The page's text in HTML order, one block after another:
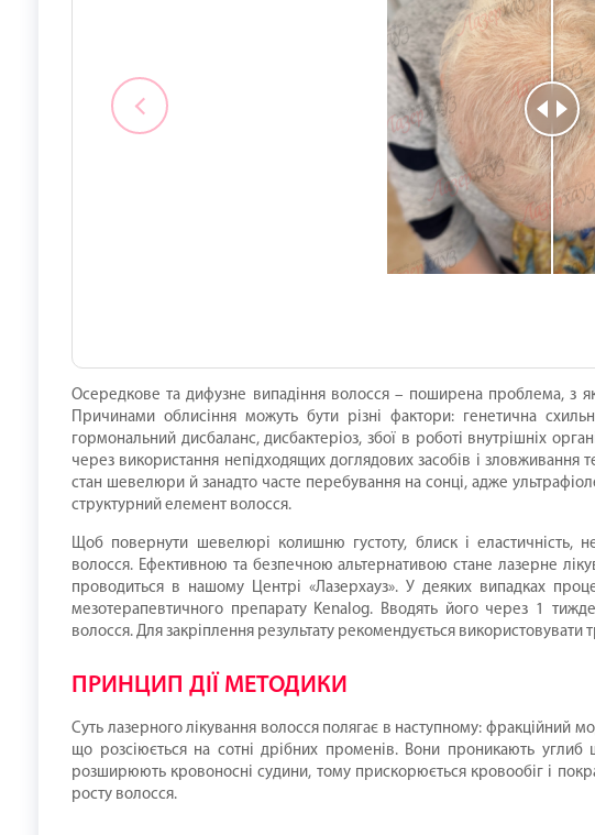
Осередкове та дифузне випадіння волосся – поширена проблема, з
Причинами облисіння можуть бути різні фактори: генетична
гормональний дисбаланс, дисбактеріоз, збої в роботі внутрішніх
через використання непідходящих доглядових засобів і
стан шевелюри й занадто часте перебування на сонці, адже
структурний елемент волосся.
Щоб повернути шевелюрі колишню густоту, блиск і еластичність, не
волосся. Ефективною та безпечною альтернативою стане лазерне
проводиться в нашому Центрі «Лазерхауз». У деяких випадках
мезотерапевтичного препарату Kenalog. Вводять його через 1
волосся. Для закріплення результату рекомендується використовувати
ПРИНЦИП ДІЇ МЕТОДИКИ
Суть лазерного лікування волосся полягає в наступному: фракційний
що розсіюється на сотні дрібних променів. Вони проникають углиб
розширюють кровоносні судини, тому прискорюється кровообіг і
росту волосся.